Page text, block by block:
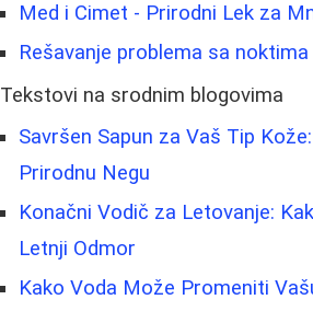
Med i Cimet - Prirodni Lek za
Rešavanje problema sa
Tekstovi na srodnim blogovima
Savršen Sapun za Vaš Tip
Prirodnu Negu
Konačni Vodič za Letovanje:
Letnji Odmor
Kako Voda Može Promeniti